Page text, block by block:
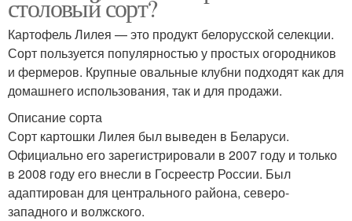
столовый сорт?
Картофель Лилея — это продукт белорусской селекции.
Сорт пользуется популярностью у простых огородников
и фермеров. Крупные овальные клубни подходят как для
домашнего использования, так и для продажи.
Описание сорта
Сорт картошки Лилея был выведен в Беларуси.
Официально его зарегистрировали в 2007 году и только
в 2008 году его внесли в Госреестр России. Был
адаптирован для центрального района, северо-
западного и волжского.